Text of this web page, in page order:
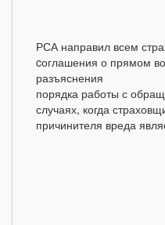
РСА направил всем
cоглашения о прямом
разъяснения
порядка работы с
случаях, когда
причинителя вреда